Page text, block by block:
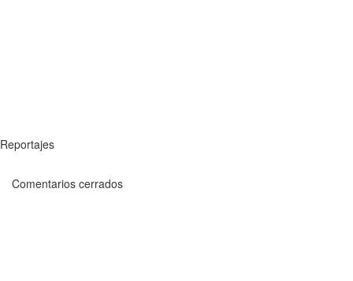
Reportajes
Comentarios cerrados